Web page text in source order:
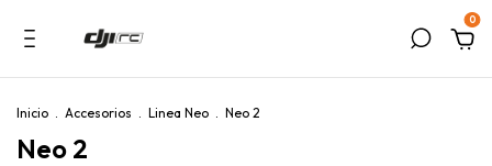
0
Inicio . Accesorios . Linea Neo . Neo 2
Neo 2